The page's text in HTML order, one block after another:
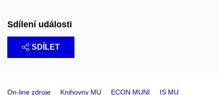
Sdílení události
SDÍLET
On-line zdroje Knihovny MU ECON MUNI IS MU